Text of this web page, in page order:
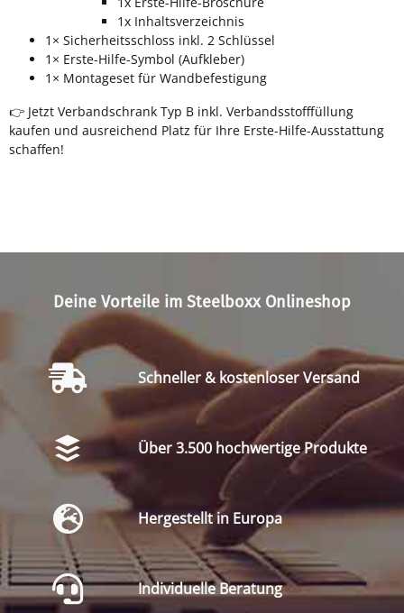
1x Inhaltsverzeichnis
1× Sicherheitsschloss inkl. 2 Schlüssel
1× Erste-Hilfe-Symbol (Aufkleber)
1× Montageset für Wandbefestigung
👉 Jetzt Verbandschrank Typ B inkl. Verbandsstofffüllung
kaufen und ausreichend Platz für Ihre Erste-Hilfe-Ausstattung
schaffen!
Deine Vorteile im Steelboxx Onlineshop
Schneller & kostenloser Versand
Über 3.500 hochwertige Produkte
Hergestellt in Europa
Individuelle Beratung